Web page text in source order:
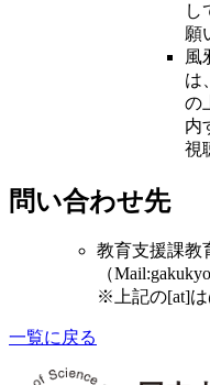
し
願
風
は
の
内
視
問い合わせ先
教育支援課教
（
※上記の[at]は
一覧に戻る